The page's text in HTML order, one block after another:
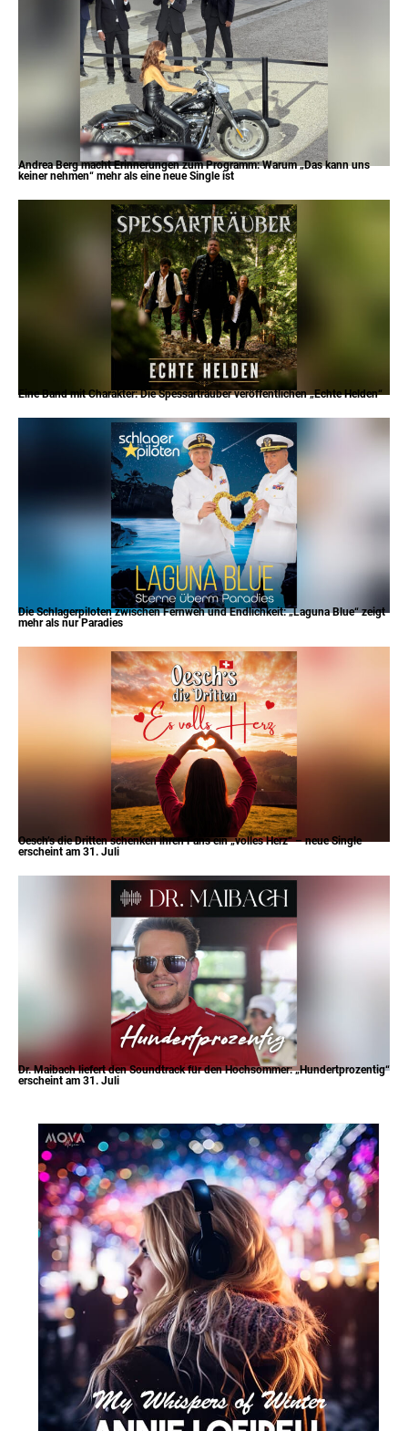
Andrea Berg macht Erinnerungen zum Programm: Warum „Das kann uns
keiner nehmen“ mehr als eine neue Single ist
Eine Band mit Charakter: Die Spessarträuber veröffentlichen „Echte Helden“
Die Schlagerpiloten zwischen Fernweh und Endlichkeit: „Laguna Blue“ zeigt
mehr als nur Paradies
Oesch’s die Dritten schenken ihren Fans ein „volles Herz“ – neue Single
erscheint am 31. Juli
Dr. Maibach liefert den Soundtrack für den Hochsommer: „Hundertprozentig“
erscheint am 31. Juli